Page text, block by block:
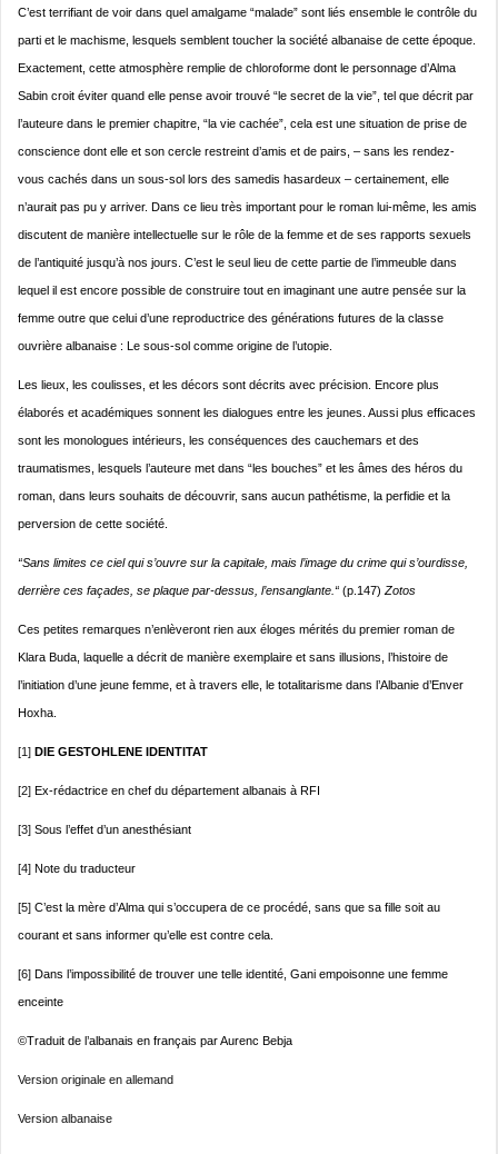
C’est terrifiant de voir dans quel amalgame “malade” sont liés ensemble le contrôle du
parti et le machisme, lesquels semblent toucher la société albanaise de cette époque.
Exactement, cette atmosphère remplie de chloroforme dont le personnage d’Alma
Sabin croit éviter quand elle pense avoir trouvé “le secret de la vie”, tel que décrit par
l’auteure dans le premier chapitre, “la vie cachée”, cela est une situation de prise de
conscience dont elle et son cercle restreint d’amis et de pairs, – sans les rendez-
vous cachés dans un sous-sol lors des samedis hasardeux – certainement, elle
n’aurait pas pu y arriver. Dans ce lieu très important pour le roman lui-même, les amis
discutent de manière intellectuelle sur le rôle de la femme et de ses rapports sexuels
de l’antiquité jusqu’à nos jours. C’est le seul lieu de cette partie de l’immeuble dans
lequel il est encore possible de construire tout en imaginant une autre pensée sur la
femme outre que celui d’une reproductrice des générations futures de la classe
ouvrière albanaise : Le sous-sol comme origine de l’utopie.
Les lieux, les coulisses, et les décors sont décrits avec précision. Encore plus
élaborés et académiques sonnent les dialogues entre les jeunes. Aussi plus efficaces
sont les monologues intérieurs, les conséquences des cauchemars et des
traumatismes, lesquels l’auteure met dans “les bouches” et les âmes des héros du
roman, dans leurs souhaits de découvrir, sans aucun pathétisme, la perfidie et la
perversion de cette société.
“Sans limites ce ciel qui s’ouvre sur la capitale, mais l’image du crime qui s’ourdisse,
derrière ces façades, se plaque par-dessus, l’ensanglante.“ (p.147) Zotos
Ces petites remarques n’enlèveront rien aux éloges mérités du premier roman de
Klara Buda, laquelle a décrit de manière exemplaire et sans illusions, l’histoire de
l’initiation d’une jeune femme, et à travers elle, le totalitarisme dans l’Albanie d’Enver
Hoxha.
[1] DIE GESTOHLENE IDENTITAT
[2] Ex-rédactrice en chef du département albanais à RFI
[3] Sous l’effet d’un anesthésiant
[4] Note du traducteur
[5] C’est la mère d’Alma qui s’occupera de ce procédé, sans que sa fille soit au
courant et sans informer qu’elle est contre cela.
[6] Dans l’impossibilité de trouver une telle identité, Gani empoisonne une femme
enceinte
©Traduit de l’albanais en français par Aurenc Bebja
Version originale en allemand
Version albanaise